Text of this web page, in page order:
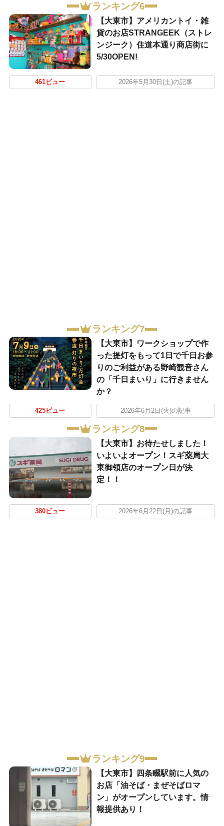
ランキング6
【大東市】アメリカントイ・雑
貨のお店STRANGEEK（ストレ
ンジーク）住道本通り商店街に
5/30OPEN!
461ビュー 2026年5月30日(土)の記事
ランキング7
【大東市】ワークショップで作
った提灯をもって1日で千日お参
りのご利益がある野崎観音さん
の「千日まいり」に行きません
か？
425ビュー 2026年6月2日(火)の記事
ランキング8
【大東市】お待たせしました！
いよいよオープン！スギ薬局大
東御領店のオープン日が決
定！！
380ビュー 2026年6月22日(月)の記事
ランキング9
【大東市】四条畷駅前に人気の
お店「油そば・まぜそばロマ
ン」がオープンしています。情
報提供あり！